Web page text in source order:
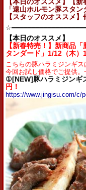
【本日のオススメ】【
「遠山ホルモン豚スタ
【スタッフのオススメ
【本日のオススメ】
【新春特売！】新商品
タンダード」1/12（木）
こちらの豚ハラミジンギス
今回お試し価格でご提供。
①[NEW]豚ハラミジン
円！
https://www.jingisu.com/c/